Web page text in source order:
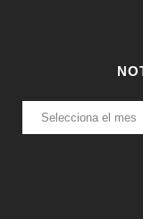
NOTÍCIES
ANTERIORS: